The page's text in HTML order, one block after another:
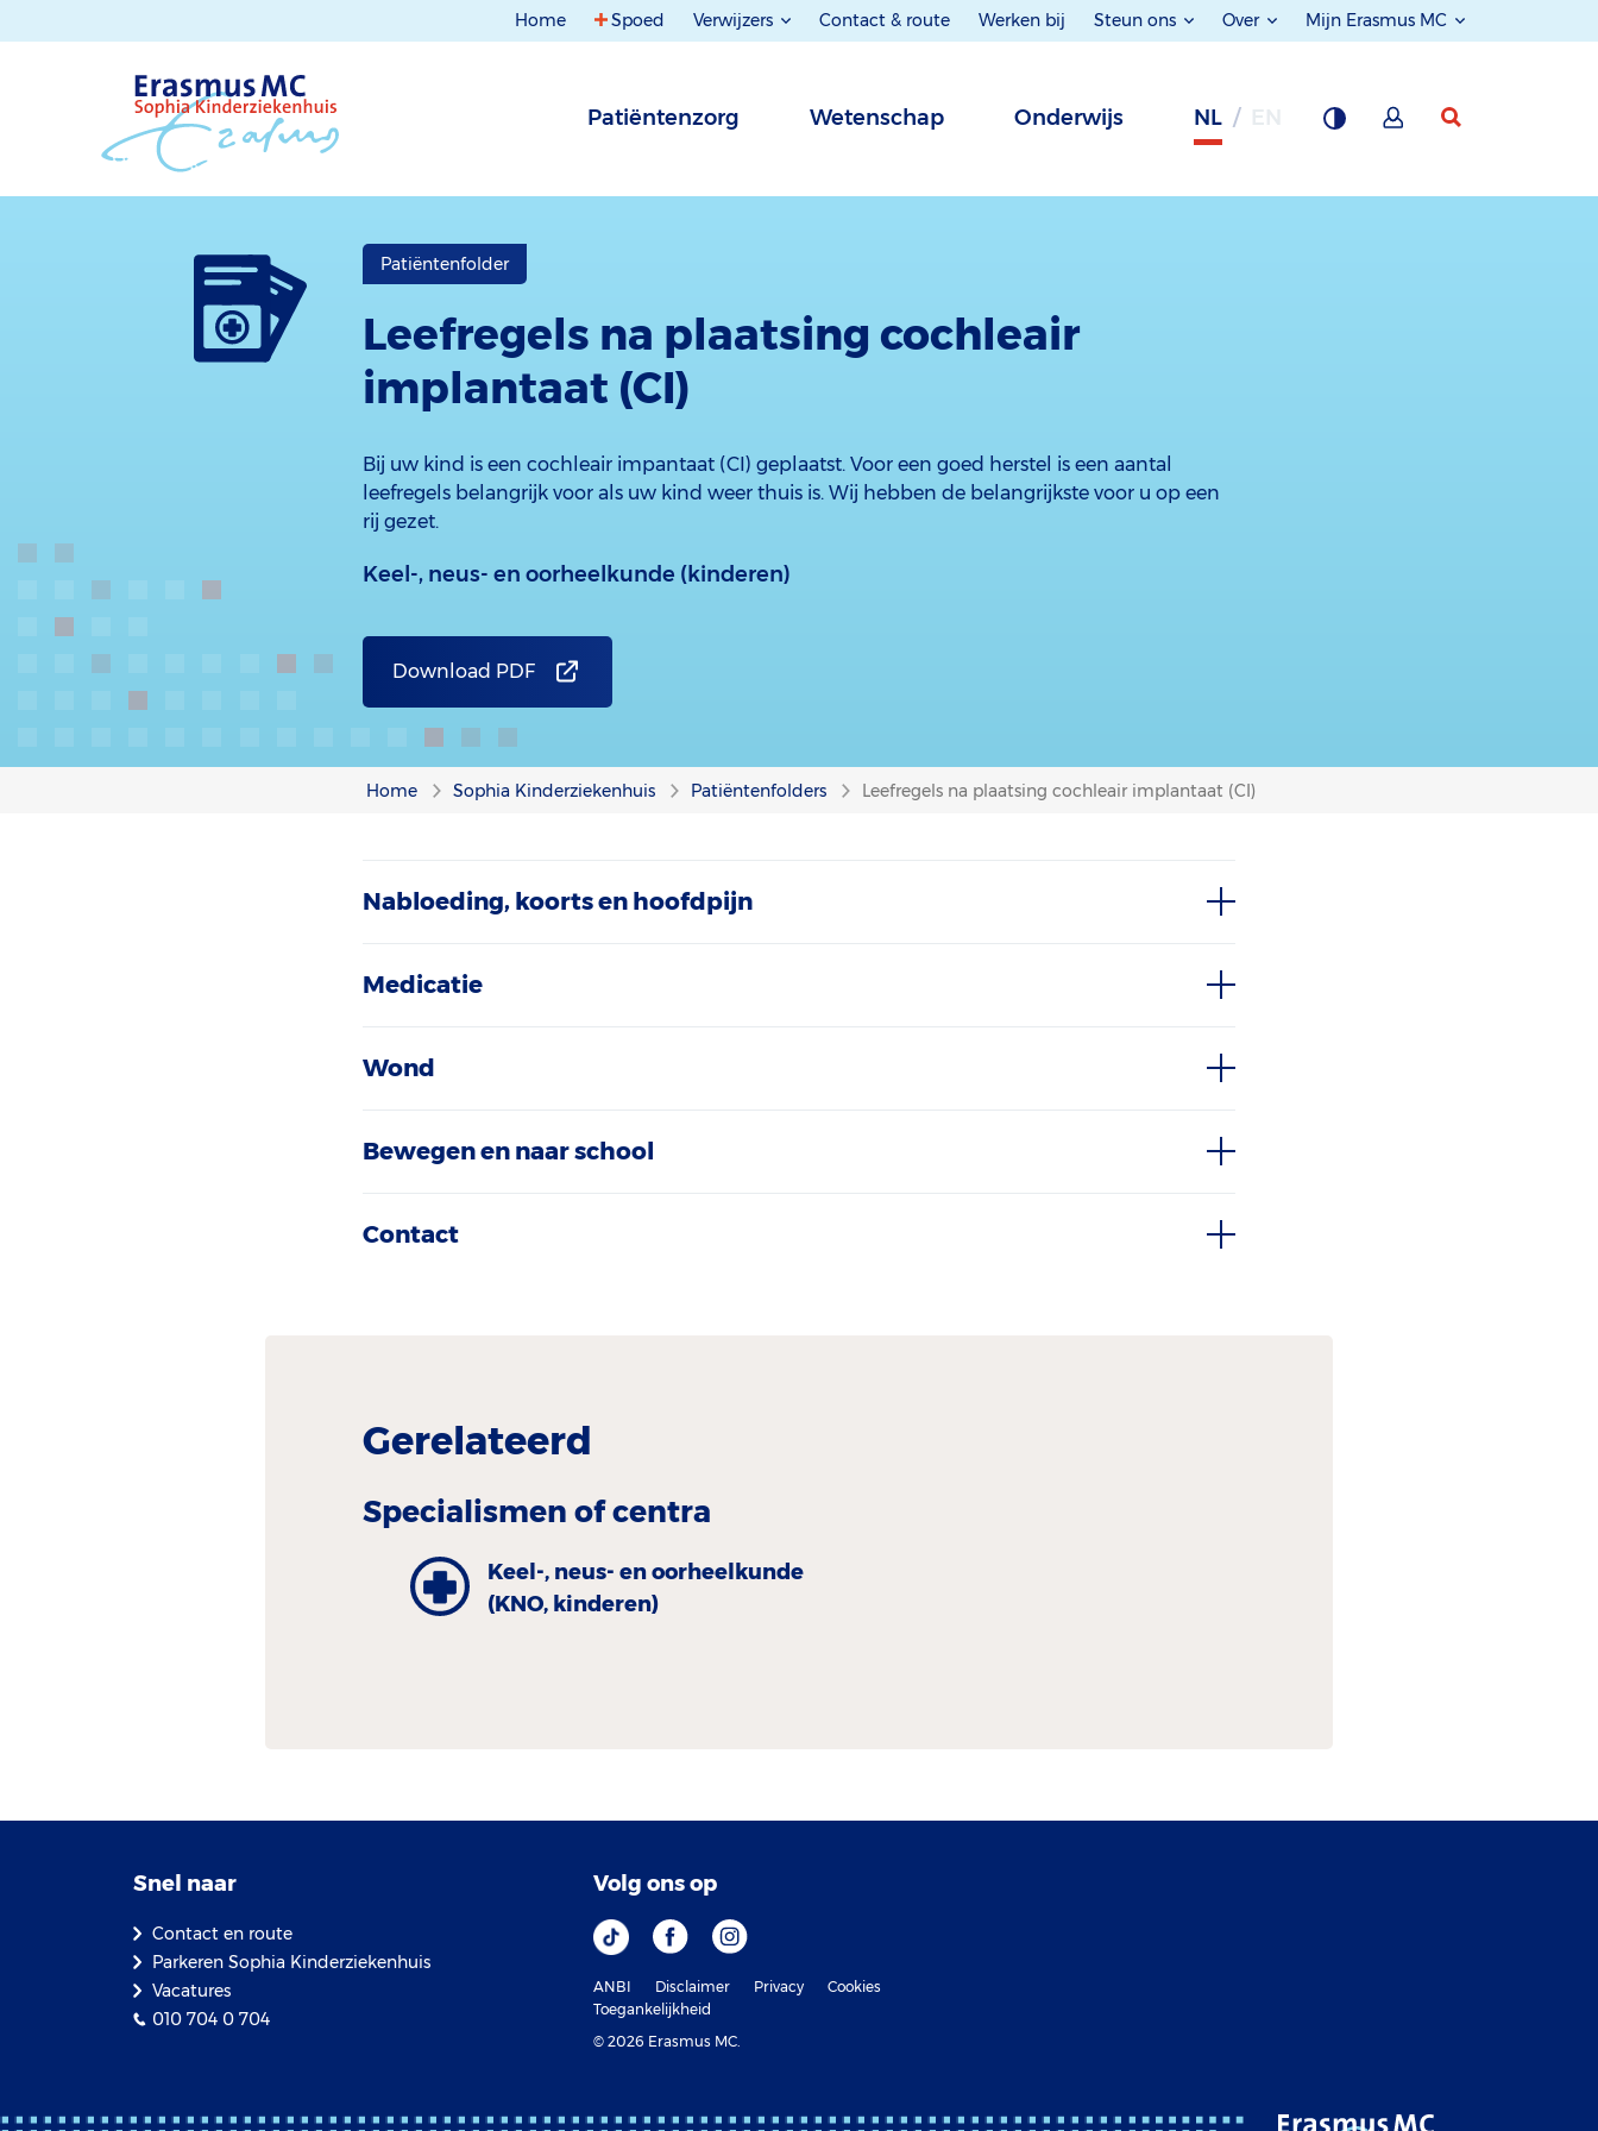
Home Spoed Verwijzers Contact & route Werken bij Steun ons Over Mijn Erasmus MC
Patiëntenzorg Wetenschap Onderwijs NL
Patiëntenfolder
Leefregels na plaatsing cochleair
implantaat (CI)
Bij uw kind is een cochleair impantaat (CI) geplaatst. Voor een goed herstel is een aantal
leefregels belangrijk voor als uw kind weer thuis is. Wij hebben de belangrijkste voor u op een
rij gezet.
Keel-, neus- en oorheelkunde (kinderen)
Download PDF
Home Sophia Kinderziekenhuis Patiëntenfolders Leefregels na plaatsing cochleair implantaat (CI)
Nabloeding, koorts en hoofdpijn
Medicatie
Wond
Bewegen en naar school
Contact
Gerelateerd
Specialismen of centra
Keel-, neus- en oorheelkunde
(KNO, kinderen)
Snel naar
Contact en route
Parkeren Sophia Kinderziekenhuis
Vacatures
010 704 0 704
Volg ons op
ANBI Disclaimer Privacy
Cookies
Toegankelijkheid
© 2026 Erasmus MC.